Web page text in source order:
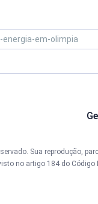
Sua reprodução,
no artigo 184 do Código